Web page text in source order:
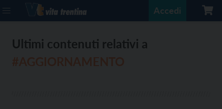
Accedi
Ultimi contenuti relativi a